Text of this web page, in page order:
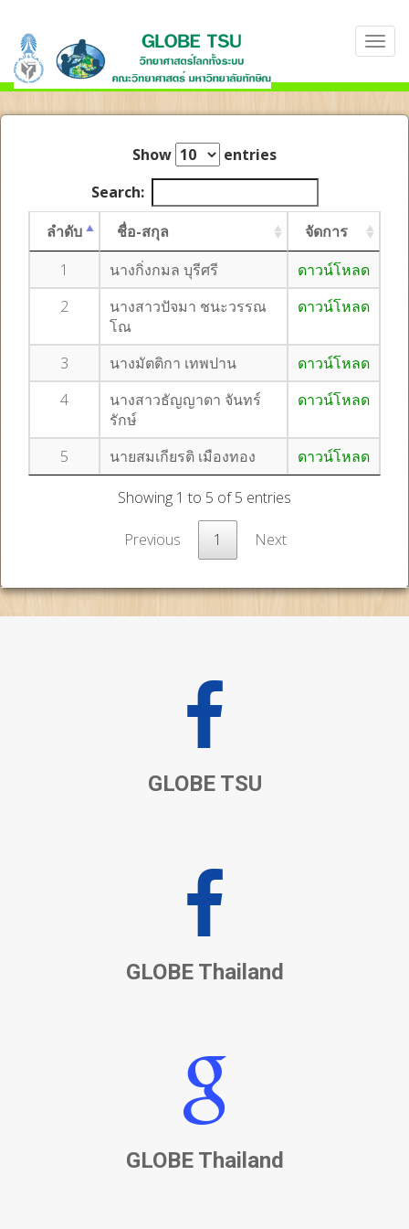
Show
entries
Search:
ลำดับ
ชื่อ-สกุล
จัดการ
1
นางกิ่งกมล บุรีศรี
ดาวน์โหลด
2
นางสาวปัจมา ชนะวรรณ
โณ
ดาวน์โหลด
3 นางมัตติกา เทพปาน
ดาวน์โหลด
4
นางสาวธัญญาดา จันทร์
รักษ์
ดาวน์โหลด
5 นายสมเกียรติ เมืองทอง ดาวน์โหลด
Showing 1 to 5 of 5 entries
Previous 1 Next
GLOBE TSU
GLOBE Thailand
GLOBE Thailand